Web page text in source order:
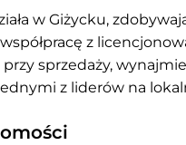
w Giżycku,
z
sprzedaży,
z liderów na